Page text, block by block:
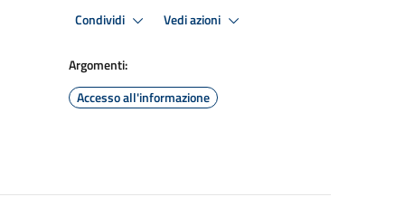
Condividi Vedi azioni
Argomenti:
Accesso all'informazione